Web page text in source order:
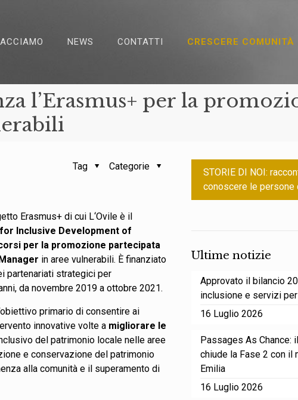
NEWS CONTATTI CRESCERE COMUNITÀ
l’Erasmus+ per la
Categorie
Tag
Erasmus+ di cui L‘Ovile è il
Inclusive Development of
per la promozione partecipata
in aree vulnerabili. È finanziato
partenariati strategici per
da novembre 2019 a ottobre 2021.
primario di consentire ai
innovative volte a migliorare le
del patrimonio locale nelle aree
e conservazione del patrimonio
alla comunità e il superamento di
STORIE DI NOI:
conoscere le persone
Ultime notizie
Approvato il bilancio
inclusione e servizi
16 Luglio 2026
Passages As Chance:
chiude la Fase 2 con il
Emilia
16 Luglio 2026